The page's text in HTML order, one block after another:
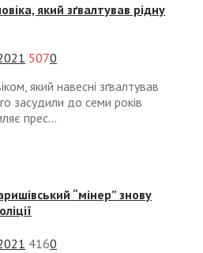
який зґвалтував рідну
5070
який навесні зґвалтував
засудили до семи років
прес...
“мінер” знову
4160